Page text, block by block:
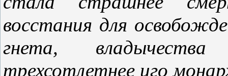
восстания для
гнета,
трехсотлетнее иго